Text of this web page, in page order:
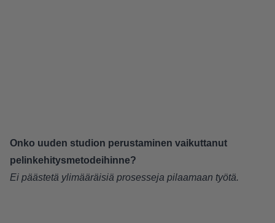
Onko uuden studion perustaminen vaikuttanut
pelinkehitysmetodeihinne?
Ei päästetä ylimääräisiä prosesseja pilaamaan työtä.